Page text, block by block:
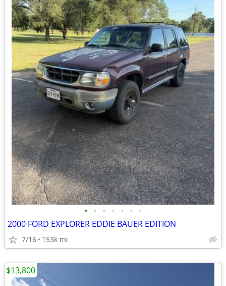
• • • • • • •
2000 FORD EXPLORER EDDIE BAUER EDITION
7/16 153k mi
$13,800